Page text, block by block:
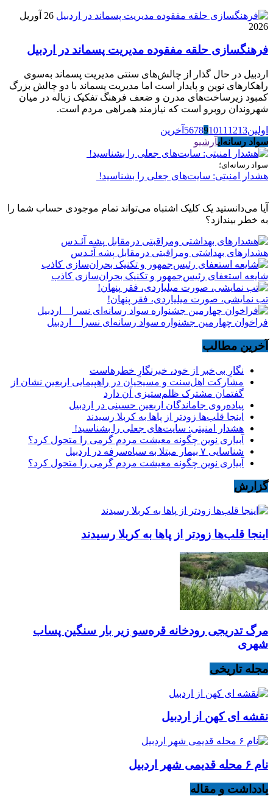
26 آوریل
2026
فرهنگسازی حلقه مفقوده مدیریت پسماند در اردبیل
اردبیل در حال گذار از چالش‌های سنتی مدیریت پسماند به‌سوی
راهکارهای نوین و پایدار است اما مدیریت پسماند با دو چالش بزرگ
کمبود زیرساخت‌های مدرن و ضعف فرهنگ تفکیک زباله در میان
شهروندان روبرو است که نیازمند همراهی مردم است.
اولین 567891011 1213
آخرین
سواد رسانه‌ایآرشیو
سواد رسانه‌ای؛
هشدار امنیتی: سایت‌های جعلی را بشناسید!
آیا می‌دانستید یک کلیک اشتباه می‌تواند تمام موجودی حساب شما را
به خطر بیندازد؟
هشدارهاى بهداشتى ومراقبتى درمقابل پشه آئـدس
شایعه استعفای رئیس‌جمهور و تکنیک بحران‌سازی کاذب
تب نمایشی، صورت میلیاردی، فقر پنهان!
فراخوان چهارمین جشنواره سواد رسانه‌ای نسرا _ اردبیل
آخرین مطالب
نگارِ بی‌خبر از خود، خبرنگارِ خطرهاست
مشارکت اهل‌سنت و مسیحیان در راهپیمایی اربعین نشان از
گفتمان مشترک ظلم‌ستیزی آن دارد
پیاده‌روی جاماندگان اربعین حسینی در اردبیل
اینجا قلب‌ها زودتر از پاها به کربلا رسیدند
هشدار امنیتی: سایت‌های جعلی را بشناسید!
آبیاری نوین چگونه معیشت مردم گرمی را متحول کرد؟
شناسایی ۷ بیمار مبتلا به سیاه‌سرفه در اردبیل
آبیاری نوین چگونه معیشت مردم گرمی را متحول کرد؟
گزارش
اینجا قلب‌ها زودتر از پاها به کربلا رسیدند
مرگ تدریجی رودخانه قره‌سو زیر بار سنگین پساب
شهری
مجله تاریخی
نقشه ای کهن از اردبیل
نام ۶ محله قدیمی شهر اردبیل
یادداشت و مقاله